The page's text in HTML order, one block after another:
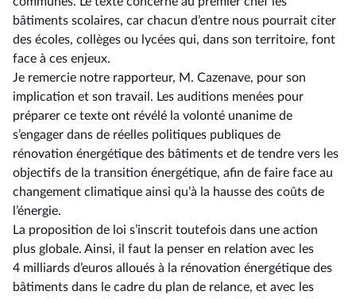
bâtiments scolaires, car chacun d’entre nous pourrait citer
des écoles, collèges ou lycées qui, dans son territoire, font
face à ces enjeux.
Je remercie notre rapporteur, M. Cazenave, pour son
implication et son travail. Les auditions menées pour
préparer ce texte ont révélé la volonté unanime de
s’engager dans de réelles politiques publiques de
rénovation énergétique des bâtiments et de tendre vers les
objectifs de la transition énergétique, afin de faire face au
changement climatique ainsi qu’à la hausse des coûts de
l’énergie.
La proposition de loi s’inscrit toutefois dans une action
plus globale. Ainsi, il faut la penser en relation avec les
4 milliards d’euros alloués à la rénovation énergétique des
bâtiments dans le cadre du plan de relance, et avec les